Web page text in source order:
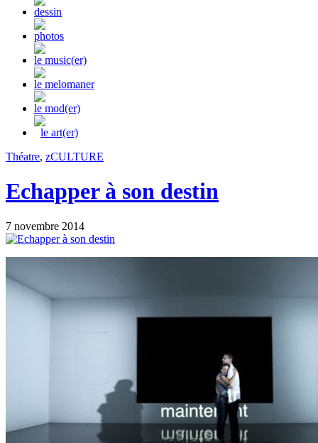
dessin
photos
le music(er)
le melomaner
le mod(er)
le art(er)
Théatre, zCULTURE
Echapper à son destin
7 novembre 2014